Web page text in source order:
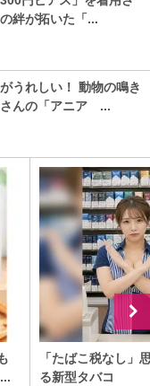
絆が拓いた「...
うれしい！ 動物の鳴き
さんの「アニア ...
「たばこ税なし」
る新型タバコ